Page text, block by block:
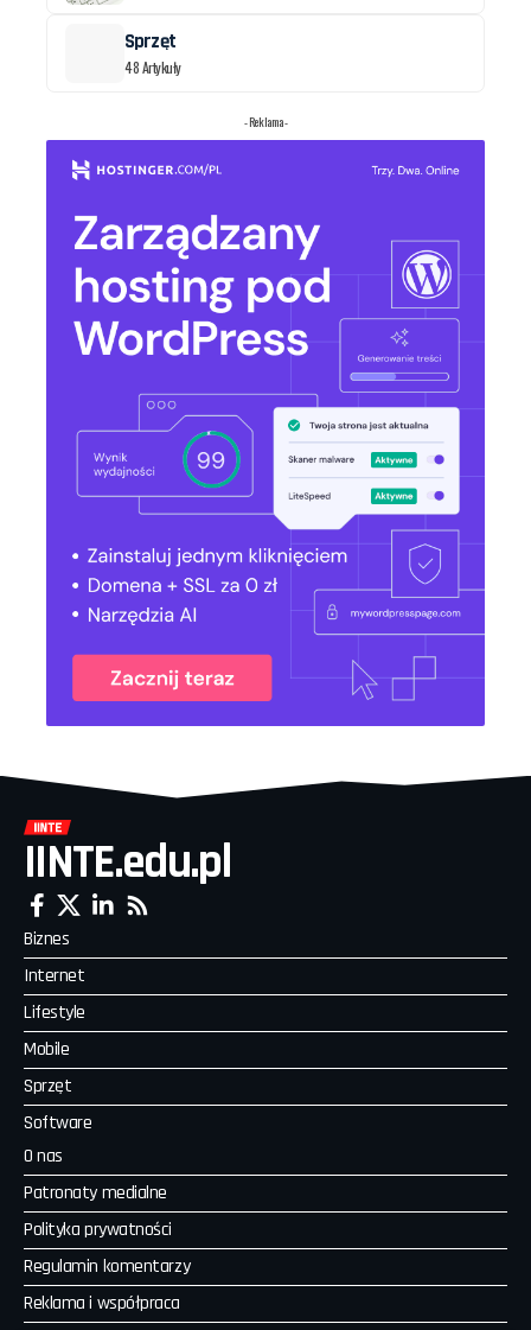
Sprzęt
48 Artykuły
- Reklama -
IINTE.edu.pl
Biznes
Internet
Lifestyle
Mobile
Sprzęt
Software
O nas
Patronaty medialne
Polityka prywatności
Regulamin komentarzy
Reklama i współpraca